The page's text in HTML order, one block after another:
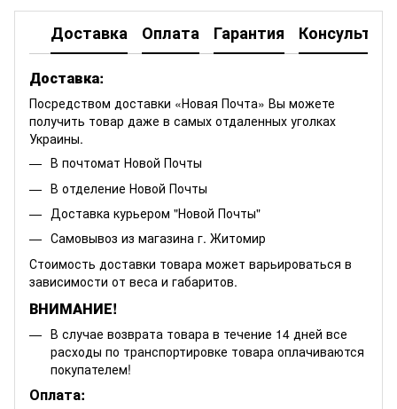
Доставка Оплата Гарантия
Доставка:
Посредством доставки «Новая Почта» Вы можете
получить товар даже в самых отдаленных уголках
Украины.
В почтомат Новой Почты
В отделение Новой Почты
Доставка курьером "Новой Почты"
Самовывоз из магазина г. Житомир
Стоимость доставки товара может варьироваться в
зависимости от веса и габаритов.
ВНИМАНИЕ!
В случае возврата товара в течение 14 дней все
расходы по транспортировке товара оплачиваются
покупателем!
Оплата: